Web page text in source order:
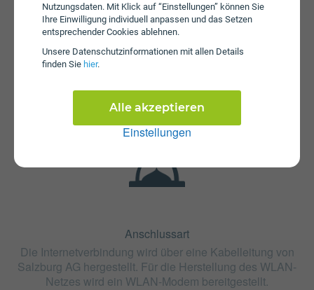
Nutzungsdaten. Mit Klick auf “Einstellungen” können Sie
Ihre Einwilligung individuell anpassen und das Setzen
entsprechender Cookies ablehnen.
Unsere Daten­schutz­informationen mit allen Details
finden Sie hier.
Einstellungen
Alle akzeptieren
Fristen
Monate. Die Kündigungsfrist beträgt 2 Monate.
Anschlussart
Die Internetverbindung wird über eine Kabelleitung von
Salzburg AG hergestellt. Für die Herstellung des WLAN-
Netzes wird ein WLAN-Modem bereitgestellt.